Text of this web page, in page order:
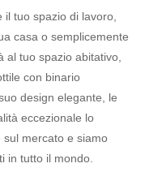
tuo spazio di lavoro,
casa o semplicemente
al tuo spazio abitativo,
con binario
design elegante, le
eccezionale lo
mercato e siamo
in tutto il mondo.